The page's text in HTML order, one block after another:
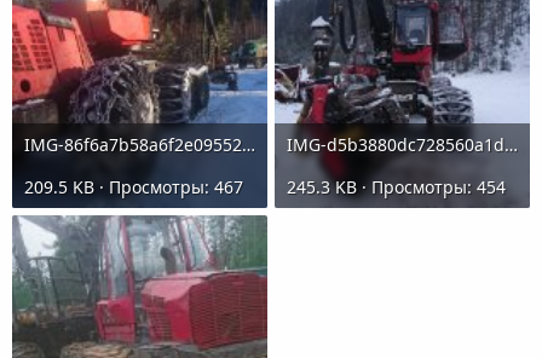
IMG-86f6a7b58a6f2e095527fbdbdd2bc67c-V.jpg
209.5 KB · Просмотры: 467
IMG-d5b3880dc728560a1d5782845d9c3c40-V.jpg
245.3 KB · Просмотры: 454